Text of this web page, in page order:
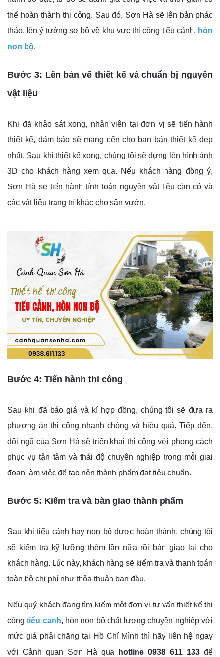
thể hoàn thành thi công. Sau đó, Sơn Hà sẽ lên bản phác
thảo, lên ý tưởng sơ bộ về khu vực thi công tiểu cảnh, hòn
non bộ.
Bước 3: Lên bản vẽ thiết kế và chuẩn bị nguyên
vật liệu
Khi đã khảo sát xong, nhân viên tại đơn vị sẽ tiến hành
thiết kế, đảm bảo sẽ mang đến cho bạn bản thiết kế đẹp
nhất. Sau khi thiết kế xong, chúng tôi sẽ dựng lên hình ảnh
3D cho khách hàng xem qua. Nếu khách hàng đồng ý,
Sơn Hà sẽ tiến hành tính toán nguyên vật liệu cần có và
các vật liệu trang trí khác cho sân vườn.
Bước 4: Tiến hành thi công
Sau khi đã báo giá và kí hợp đồng, chúng tôi sẽ đưa ra
phương án thi công nhanh chóng và hiệu quả. Tiếp đến,
đội ngũ của Sơn Hà sẽ triển khai thi công với phong cách
phục vụ tận tâm và thái độ chuyên nghiệp trong mỗi giai
đoạn làm việc để tạo nên thành phẩm đạt tiêu chuẩn.
Bước 5: Kiểm tra và bàn giao thành phẩm
Sau khi tiểu cảnh hay non bộ được hoàn thành, chúng tôi
sẽ kiểm tra kỹ lưỡng thêm lần nữa rồi bàn giao lại cho
khách hàng. Lúc này, khách hàng sẽ kiểm tra và thanh toán
toàn bộ chi phí như thỏa thuận ban đầu.
Nếu quý khách đang tìm kiếm một đơn vị tư vấn thiết kế thi
côngtiểu cảnh, hòn non bộ chất lượng chuyên nghiệp với
mức giá phải chăng tại Hồ Chí Mình thì hãy liên hệ ngay
với Cảnh quan Sơn Hà qua
hotline 0938 611 133để